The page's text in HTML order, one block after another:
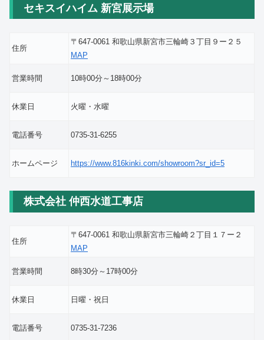
セキスイハイム 新宮展示場
住所
〒647-0061 和歌山県新宮市三輪崎３丁目９ー２５
MAP
営業時間 10時00分～18時00分
休業日 火曜・水曜
電話番号 0735-31-6255
ホームページ https://www.816kinki.com/showroom?sr_id=5
株式会社 仲西水道工事店
住所
〒647-0061 和歌山県新宮市三輪崎２丁目１７ー２
MAP
営業時間 8時30分～17時00分
休業日 日曜・祝日
電話番号 0735-31-7236